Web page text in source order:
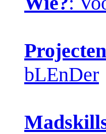
Projecten
bLEnDer